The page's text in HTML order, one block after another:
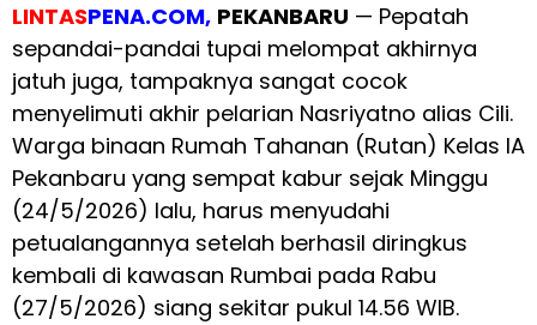
LINTASPENA.COM, PEKANBARU — Pepatah
sepandai-pandai tupai melompat akhirnya
jatuh juga, tampaknya sangat cocok
menyelimuti akhir pelarian Nasriyatno alias Cili.
Warga binaan Rumah Tahanan (Rutan) Kelas IA
Pekanbaru yang sempat kabur sejak Minggu
(24/5/2026) lalu, harus menyudahi
petualangannya setelah berhasil diringkus
kembali di kawasan Rumbai pada Rabu
(27/5/2026) siang sekitar pukul 14.56 WIB.